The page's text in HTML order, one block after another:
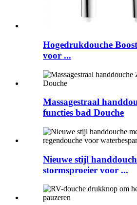
Hogedrukdouche
voor ...
Massagestraal
functies bad Douche
Nieuwe stijl
stormsproeier voor ...